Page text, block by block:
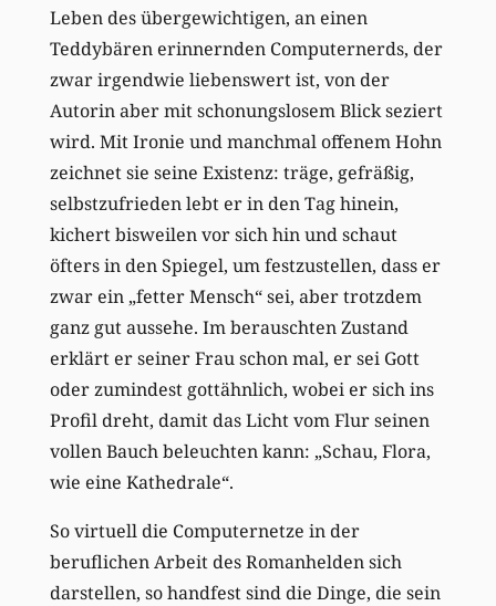
Leben des übergewichtigen, an einen
Teddybären erinnernden Computernerds, der
zwar irgendwie liebenswert ist, von der
Autorin aber mit schonungslosem Blick seziert
wird. Mit Ironie und manchmal offenem Hohn
zeichnet sie seine Existenz: träge, gefräßig,
selbstzufrieden lebt er in den Tag hinein,
kichert bisweilen vor sich hin und schaut
öfters in den Spiegel, um festzustellen, dass er
zwar ein „fetter Mensch“ sei, aber trotzdem
ganz gut aussehe. Im berauschten Zustand
erklärt er seiner Frau schon mal, er sei Gott
oder zumindest gottähnlich, wobei er sich ins
Profil dreht, damit das Licht vom Flur seinen
vollen Bauch beleuchten kann: „Schau, Flora,
wie eine Kathedrale“.
So virtuell die Computernetze in der
beruflichen Arbeit des Romanhelden sich
darstellen, so handfest sind die Dinge, die sein